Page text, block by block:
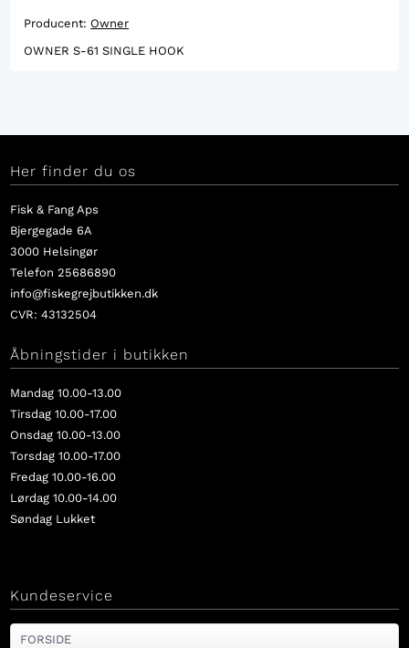
Producent: Owner
OWNER S-61 SINGLE HOOK
Her finder du os
Fisk & Fang Aps
Bjergegade 6A
3000 Helsingør
Telefon 25686890
info@fiskegrejbutikken.dk
CVR: 43132504
Åbningstider i butikken
Mandag 10.00-13.00
Tirsdag 10.00-17.00
Onsdag 10.00-13.00
Torsdag 10.00-17.00
Fredag 10.00-16.00
Lørdag 10.00-14.00
Søndag Lukket
Kundeservice
FORSIDE